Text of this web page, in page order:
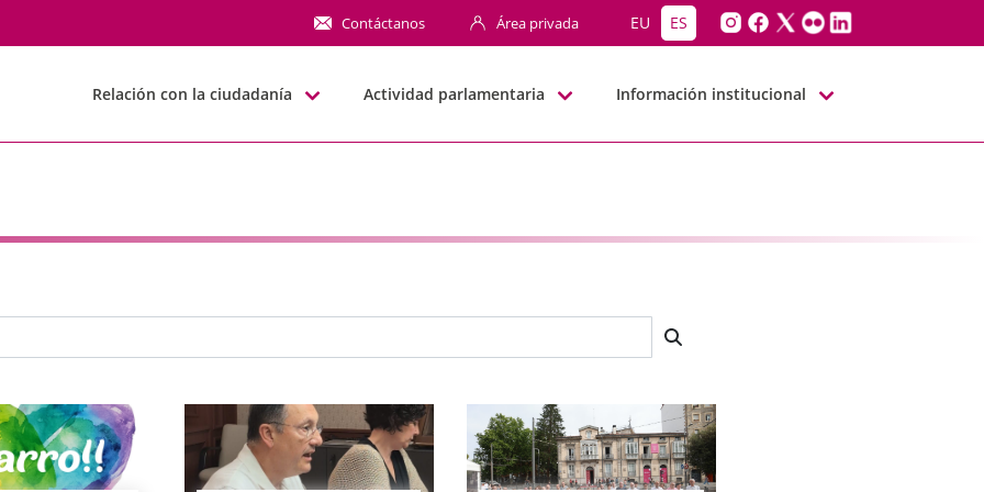
Contáctanos Área privada EU ES
Relación con la ciudadanía Actividad parlamentaria Información institucional
búsqueda